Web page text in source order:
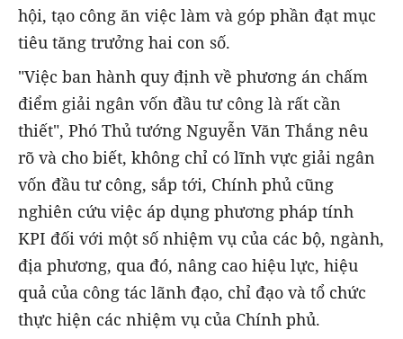
hội, tạo công ăn việc làm và góp phần đạt mục
tiêu tăng trưởng hai con số.
"Việc ban hành quy định về phương án chấm
điểm giải ngân vốn đầu tư công là rất cần
thiết", Phó Thủ tướng Nguyễn Văn Thắng nêu
rõ và cho biết, không chỉ có lĩnh vực giải ngân
vốn đầu tư công, sắp tới, Chính phủ cũng
nghiên cứu việc áp dụng phương pháp tính
KPI đối với một số nhiệm vụ của các bộ, ngành,
địa phương, qua đó, nâng cao hiệu lực, hiệu
quả của công tác lãnh đạo, chỉ đạo và tổ chức
thực hiện các nhiệm vụ của Chính phủ.